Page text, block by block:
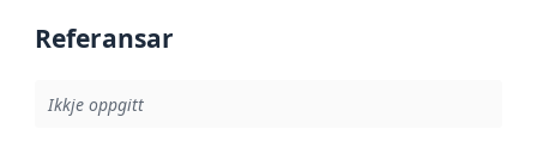
Referansar
Ikkje oppgitt